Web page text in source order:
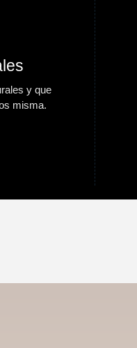
y que
misma.